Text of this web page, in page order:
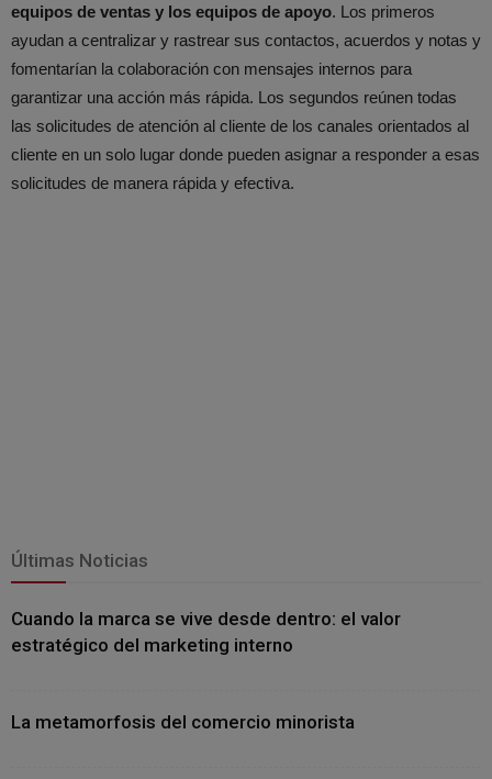
equipos de ventas y los equipos de apoyo. Los primeros
ayudan a centralizar y rastrear sus contactos, acuerdos y notas y
fomentarían la colaboración con mensajes internos para
garantizar una acción más rápida. Los segundos reúnen todas
las solicitudes de atención al cliente de los canales orientados al
cliente en un solo lugar donde pueden asignar a responder a esas
solicitudes de manera rápida y efectiva.
Últimas Noticias
Cuando la marca se vive desde dentro: el valor
estratégico del marketing interno
La metamorfosis del comercio minorista